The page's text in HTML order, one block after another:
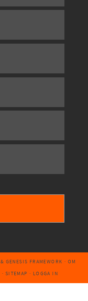
& GENESIS FRAMEWORK · OM
· SITEMAP · LOGGA IN